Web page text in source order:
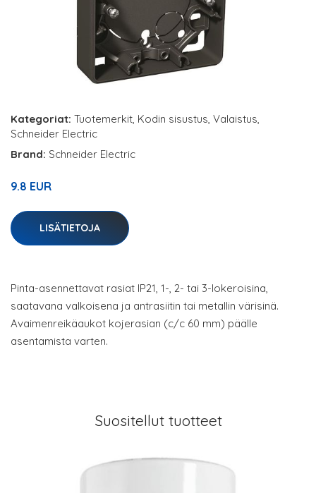
Kategoriat: Tuotemerkit, Kodin sisustus, Valaistus,
Schneider Electric
Brand: Schneider Electric
9.8 EUR
LISÄTIETOJA
Pinta-asennettavat rasiat IP21, 1-, 2- tai 3-lokeroisina,
saatavana valkoisena ja antrasiitin tai metallin värisinä.
Avaimenreikäaukot kojerasian (c/c 60 mm) päälle
asentamista varten.
Suositellut tuotteet